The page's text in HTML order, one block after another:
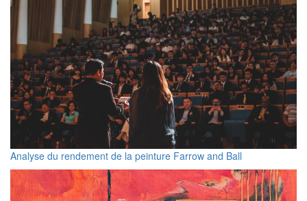
Analyse du rendement de la peinture Farrow and Ball